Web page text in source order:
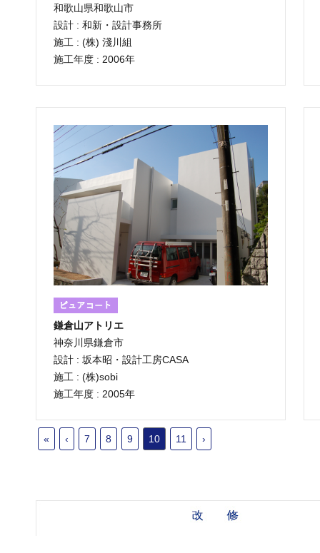
和歌山県和歌山市
設計 : 和新・設計事務所
施工 : (株) 淺川組
施工年度 : 2006年
鎌倉山アトリエ
神奈川県鎌倉市
設計 : 坂本昭・設計工房CASA
施工 : (株)sobi
施工年度 : 2005年
« ‹ 7 8 9 10 11 ›